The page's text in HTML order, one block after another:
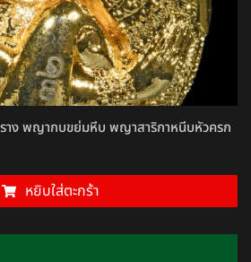
าง พญากบขย่มหีบ พญาสาริกาหนีบหัวครก
หยิบใส่ตะกร้า